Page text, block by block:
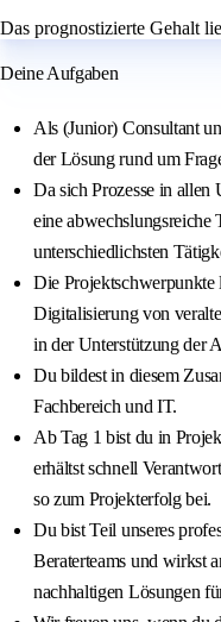
Das prognostizierte Gehalt
Deine Aufgaben
Als (Junior) Consultant
der Lösung rund um
Da sich Prozesse in allen
eine
unterschiedlichsten
Die
Digitalisierung von
in der Unterstützung der
Du bildest in diesem
Fachbereich und IT.
Ab Tag 1 bist du in
erhältst schnell
so zum Projekterfolg bei.
Du bist Teil unseres
Beraterteams und wirkst
nachhaltigen Lösungen